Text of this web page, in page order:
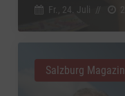
Fr., 24. Juli //
Salzburg Magazin